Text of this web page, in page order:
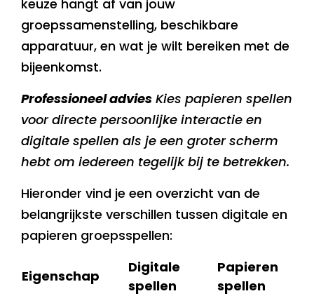
keuze hangt af van jouw
groepssamenstelling, beschikbare
apparatuur, en wat je wilt bereiken met de
bijeenkomst.
Professioneel advies Kies papieren spellen
voor directe persoonlijke interactie en
digitale spellen als je een groter scherm
hebt om iedereen tegelijk bij te betrekken.
Hieronder vind je een overzicht van de
belangrijkste verschillen tussen digitale en
papieren groepsspellen:
Eigenschap
Digitale
spellen
Papieren
spellen